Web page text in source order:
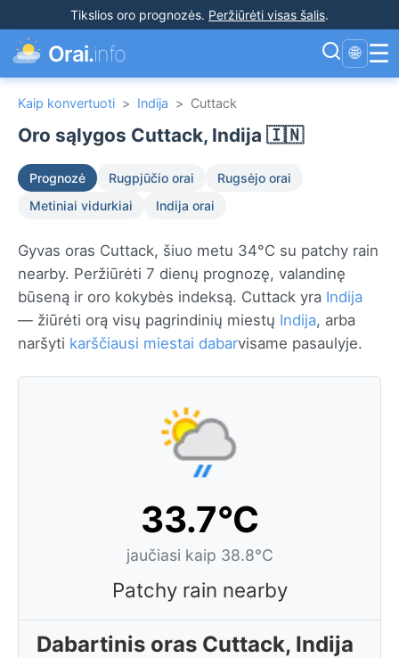
Tikslios oro prognozės. Peržiūrėti visas šalis.
Orai.info 🌐 ☰
Kaip konvertuoti > Indija > Cuttack
Oro sąlygos Cuttack, Indija 🇮🇳
Prognozė Rugpjūčio orai
Rugsėjo orai
Metiniai vidurkiai
Indija orai
Gyvas oras Cuttack, šiuo metu 34°C su patchy rain
nearby. Peržiūrėti 7 dienų prognozę, valandinę
būseną ir oro kokybės indeksą. Cuttack yra Indija
— žiūrėti orą visų pagrindinių miestų Indija, arba
naršyti karščiausi miestai dabarvisame pasaulyje.
33.7°C
jaučiasi kaip 38.8°C
Patchy rain nearby
Dabartinis oras Cuttack, Indija